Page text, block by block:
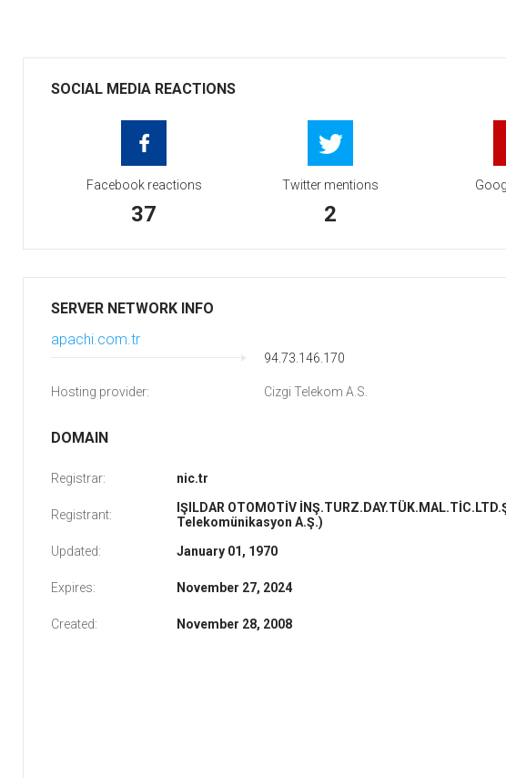
SOCIAL MEDIA REACTIONS
Facebook reactions
37
Twitter mentions
2
SERVER NETWORK INFO
apachi.com.tr
94.73.146.170
Hosting provider: Cizgi Telekom A.S.
DOMAIN
Registrar: nic.tr
Registrant:
IŞILDAR OTOMOTİV
Telekomünikasyon A.Ş.)
Updated:
January 01, 1970
Expires: November 27, 2024
Created: November 28, 2008